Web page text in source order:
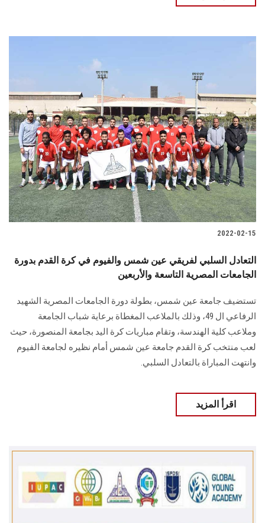
2022-02-15
التعادل السلبي لفريقي عين شمس والفيوم في كرة القدم بدورة
الجامعات المصرية التاسعة والأربعين
تستضيف جامعة عين شمس، بطولة دورة الجامعات المصرية الشهيد
الرفاعي ال 49، وذلك بالملاعب المغطاة برعاية شباب الجامعة
وملاعب كلية الهندسة، وتقام مباريات كرة اليد بجامعة المنصورة، حيث
لعب منتخب كرة القدم جامعة عين شمس أمام نظيره لجامعة الفيوم
وانتهت المباراة بالتعادل السلبي.
اقرأ المزيد